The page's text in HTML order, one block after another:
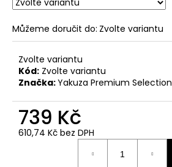
Můžeme doručit do: Zvolte variantu
Zvolte variantu
Kód: Zvolte variantu
Značka:Yakuza Premium Selection
739 Kč
610,74 Kč bez DPH
m
e
PÁNSKÉ
KOUPACÍ
ŠORTKY
YAKUZA
PREMIUM
SELECTION